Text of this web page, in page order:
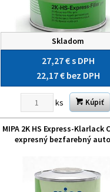
Skladom
27,27 €s DPH
22,17 € bez DPH
ks Kúpiť
MIPA 2K HS Express-Klarlack
expresný bezfarebný